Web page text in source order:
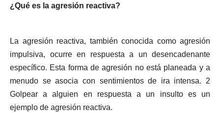
¿Qué es la agresión reactiva?
La agresión reactiva, también conocida como agresión
impulsiva, ocurre en respuesta a un desencadenante
específico. Esta forma de agresión no está planeada y a
menudo se asocia con sentimientos de ira intensa. 2
Golpear a alguien en respuesta a un insulto es un
ejemplo de agresión reactiva.